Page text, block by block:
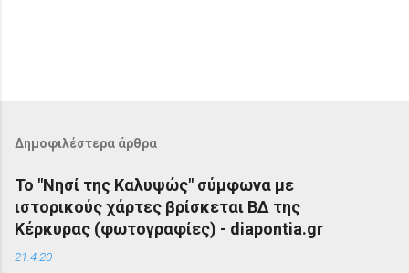
Δημοφιλέστερα άρθρα
Το "Νησί της Καλυψώς" σύμφωνα με
ιστορικούς χάρτες βρίσκεται ΒΔ της
Κέρκυρας (φωτογραφίες) - diapontia.gr
21.4.20